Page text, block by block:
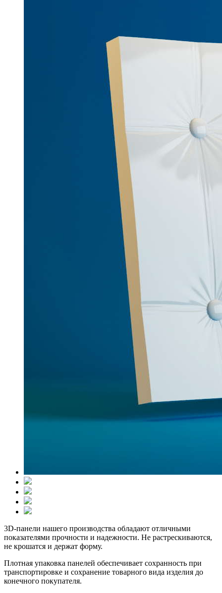
3D-панели нашего производства обладают отличными
показателями прочности и надежности. Не растрескиваются,
не крошатся и держат форму.
Плотная упаковка панелей обеспечивает сохранность при
транспортировке и сохранение товарного вида изделия до
конечного покупателя.